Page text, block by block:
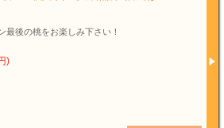
最後の桃をお楽しみ下さい！
)